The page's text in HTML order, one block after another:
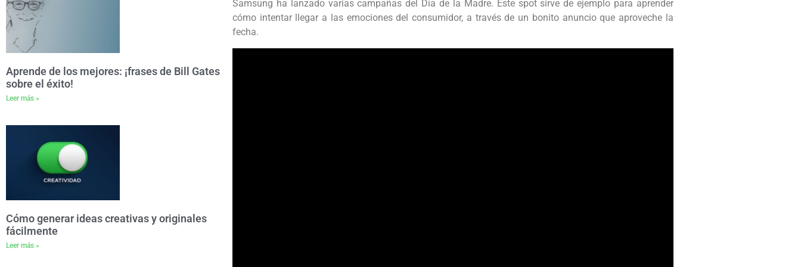
Aprende de los mejores: ¡frases de Bill Gates
sobre el éxito!
Leer más »
Cómo generar ideas creativas y originales
fácilmente
Leer más »
Samsung ha lanzado varias campañas del Día de la Madre. Este spot sirve de ejemplo para aprender
cómo intentar llegar a las emociones del consumidor, a través de un bonito anuncio que aproveche la
fecha.